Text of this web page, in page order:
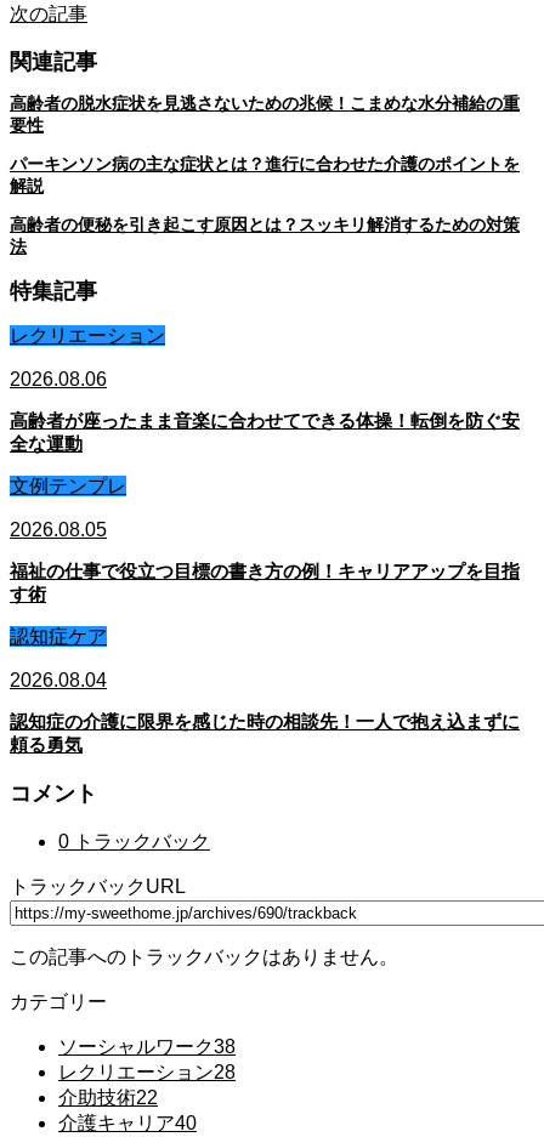
次の記事
関連記事
高齢者の脱水症状を見逃さないための兆候！こまめな水分補給の重
要性
パーキンソン病の主な症状とは？進行に合わせた介護のポイントを
解説
高齢者の便秘を引き起こす原因とは？スッキリ解消するための対策
法
特集記事
レクリエーション
2026.08.06
高齢者が座ったまま音楽に合わせてできる体操！転倒を防ぐ安
全な運動
文例テンプレ
2026.08.05
福祉の仕事で役立つ目標の書き方の例！キャリアアップを目指
す術
認知症ケア
2026.08.04
認知症の介護に限界を感じた時の相談先！一人で抱え込まずに
頼る勇気
コメント
0 トラックバック
トラックバックURL
この記事へのトラックバックはありません。
カテゴリー
ソーシャルワーク38
レクリエーション28
介助技術22
介護キャリア40